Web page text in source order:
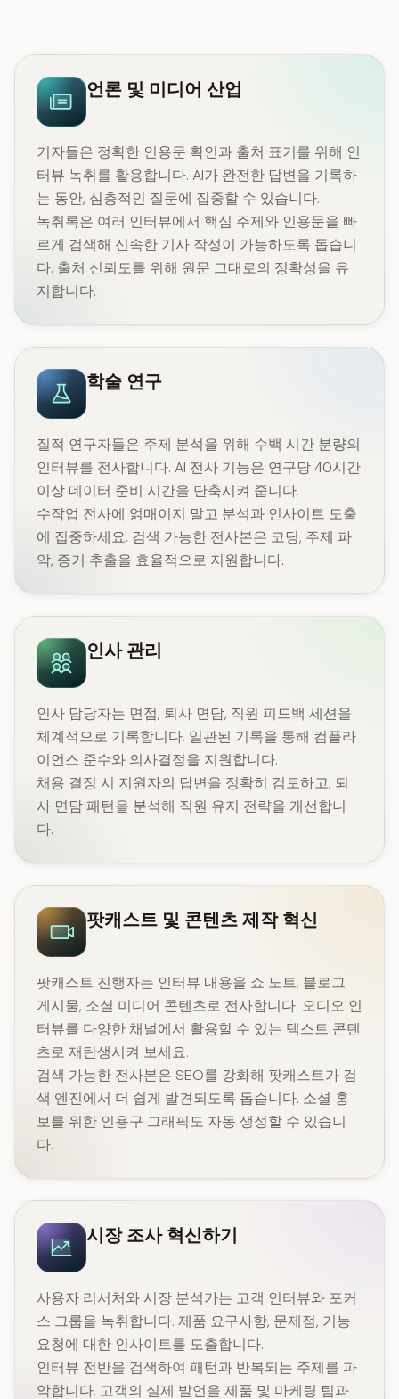
언론 및 미디어 산업
기자들은 정확한 인용문 확인과 출처 표기를 위해 인
터뷰 녹취를 활용합니다. AI가 완전한 답변을 기록하
는 동안, 심층적인 질문에 집중할 수 있습니다.
녹취록은 여러 인터뷰에서 핵심 주제와 인용문을 빠
르게 검색해 신속한 기사 작성이 가능하도록 돕습니
다. 출처 신뢰도를 위해 원문 그대로의 정확성을 유
지합니다.
학술 연구
질적 연구자들은 주제 분석을 위해 수백 시간 분량의
인터뷰를 전사합니다. AI 전사 기능은 연구당 40시간
이상 데이터 준비 시간을 단축시켜 줍니다.
수작업 전사에 얽매이지 말고 분석과 인사이트 도출
에 집중하세요. 검색 가능한 전사본은 코딩, 주제 파
악, 증거 추출을 효율적으로 지원합니다.
인사 관리
인사 담당자는 면접, 퇴사 면담, 직원 피드백 세션을
체계적으로 기록합니다. 일관된 기록을 통해 컴플라
이언스 준수와 의사결정을 지원합니다.
채용 결정 시 지원자의 답변을 정확히 검토하고, 퇴
사 면담 패턴을 분석해 직원 유지 전략을 개선합니
다.
팟캐스트 및 콘텐츠 제작 혁신
팟캐스트 진행자는 인터뷰 내용을 쇼 노트, 블로그
게시물, 소셜 미디어 콘텐츠로 전사합니다. 오디오 인
터뷰를 다양한 채널에서 활용할 수 있는 텍스트 콘텐
츠로 재탄생시켜 보세요.
검색 가능한 전사본은 SEO를 강화해 팟캐스트가 검
색 엔진에서 더 쉽게 발견되도록 돕습니다. 소셜 홍
보를 위한 인용구 그래픽도 자동 생성할 수 있습니
다.
시장 조사 혁신하기
사용자 리서처와 시장 분석가는 고객 인터뷰와 포커
스 그룹을 녹취합니다. 제품 요구사항, 문제점, 기능
요청에 대한 인사이트를 도출합니다.
인터뷰 전반을 검색하여 패턴과 반복되는 주제를 파
악합니다. 고객의 실제 발언을 제품 및 마케팅 팀과